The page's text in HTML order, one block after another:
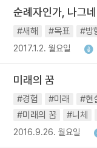
순례자인가, 나그
#새해 #목표 #방
2017.1.2. 월요일
미래의 꿈
#경험 #미래 #현
#미래의 꿈
#니체
2016.9.26. 월요일